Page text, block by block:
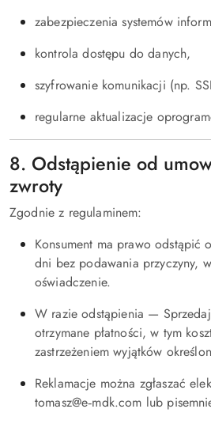
zabezpieczenia systemów
kontrola dostępu do danych,
szyfrowanie komunikacji (np.
regularne aktualizacje
8. Odstąpienie od
zwroty
Zgodnie z regulaminem:
Konsument ma prawo odstąpić
dni bez podawania przyczyny,
oświadczenie.
W razie odstąpienia —
otrzymane płatności, w tym
zastrzeżeniem wyjątków
Reklamacje można zgłaszać
tomasz@e‑mdk.com lub